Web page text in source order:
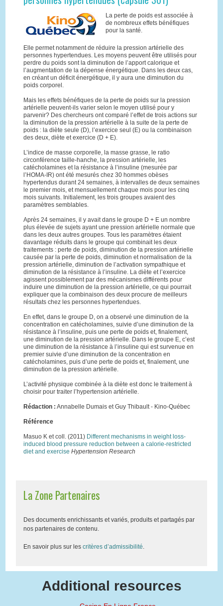
La perte de poids est associée à
de nombreux effets bénéfiques
pour la santé.
Elle permet notamment de réduire la pression artérielle des
personnes hypertendues. Les moyens peuvent être utilisés pour
perdre du poids sont la diminution de l’apport calorique et
l’augmentation de la dépense énergétique. Dans les deux cas,
en créant un déficit énergétique, il y aura une diminution du
poids corporel.
Mais les effets bénéfiques de la perte de poids sur la pression
artérielle peuvent-ils varier selon le moyen utilisé pour y
parvenir? Des chercheurs ont comparé l’effet de trois actions sur
la diminution de la pression artérielle à la suite de la perte de
poids : la diète seule (D), l’exercice seul (E) ou la combinaison
des deux, diète et exercice (D + E).
L’indice de masse corporelle, la masse grasse, le ratio
circonférence taille-hanche, la pression artérielle, les
catécholamines et la résistance à l’insuline (mesurée par
l’HOMA-IR) ont été mesurés chez 30 hommes obèses
hypertendus durant 24 semaines, à intervalles de deux semaines
le premier mois, et mensuellement chaque mois pour les cinq
mois suivants. Initialement, les trois groupes avaient des
paramètres semblables.
Après 24 semaines, il y avait dans le groupe D + E un nombre
plus élevée de sujets ayant une pression artérielle normale que
dans les deux autres groupes. Tous les paramètres étaient
davantage réduits dans le groupe qui combinait les deux
traitements : perte de poids, diminution de la pression artérielle
causée par la perte de poids, diminution et normalisation de la
pression artérielle, diminution de l’activation sympathique et
diminution de la résistance à l’insuline. La diète et l’exercice
agissent possiblement par des mécanismes différents pour
induire une diminution de la pression artérielle, ce qui pourrait
expliquer que la combinaison des deux procure de meilleurs
résultats chez les personnes hypertendues.
En effet, dans le groupe D, on a observé une diminution de la
concentration en catécholamines, suivie d’une diminution de la
résistance à l’insuline, puis une perte de poids et, finalement,
une diminution de la pression artérielle. Dans le groupe E, c’est
une diminution de la résistance à l’insuline qui est survenue en
premier suivie d’une diminution de la concentration en
catécholamines, puis d’une perte de poids et, finalement, une
diminution de la pression artérielle.
L’activité physique combinée à la diète est donc le traitement à
choisir pour traiter l’hypertension artérielle.
Rédaction : Annabelle Dumais et Guy Thibault - Kino-Québec
Référence
Masuo K et coll. (2011) Different mechanisms in weight loss-
induced blood pressure reduction between a calorie-restricted
diet and exercise Hypertension Research
La Zone Partenaires
Des documents enrichissants et variés, produits et partagés par
nos partenaires de contenu.
En savoir plus sur les critères d’admissibilité.
Additional resources